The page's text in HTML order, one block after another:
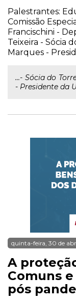
Palestrantes:
Comissão
Francischini -
Teixeira - Sócia
Marques -
...- Sócia do
- Presidente da
quinta-feira, 30 de
A
Comuns
pós